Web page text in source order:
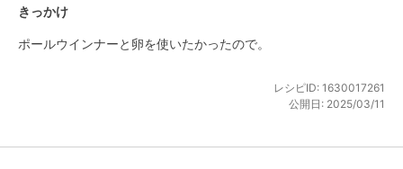
きっかけ
ポールウインナーと卵を使いたかったので。
レシピID: 1630017261
公開日: 2025/03/11